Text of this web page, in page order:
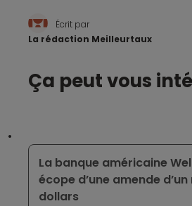
Écrit par
La rédaction Meilleurtaux
Ça peut vous
La banque américaine
écope d’une amende
dollars